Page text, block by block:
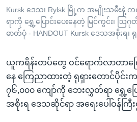
ကြည့်
ရန်
ရှာဖွေ
နေရာ
သို့
ကျော်
ရန်
ဘာသာစကားများ
Kursk ဒေသ၊ Rylsk မြို့က အမျိုးသမီ
ရာကို ရွှေ့ပြောင်းပေးနေတဲ့ မြင်ကွင်း၊ ဩ
ဓာတ်ပုံ - HANDOUT Kursk ဒေသအစိုးရ၊ ရု
ယူကရိန်းတပ်တွေ ဝင်ရောက်လာတာကြ
နေ ကြေညာထားတဲ့ ရုရှားတောင်ပိုင်း
၇၆,၀၀၀ ကျော်ကို ဘေးလွှတ်ရာ ရွှေ့ပြ
အစိုးရ ဒေသဆိုင်ရာ အရေးပေါ်ဝန်ကြီ